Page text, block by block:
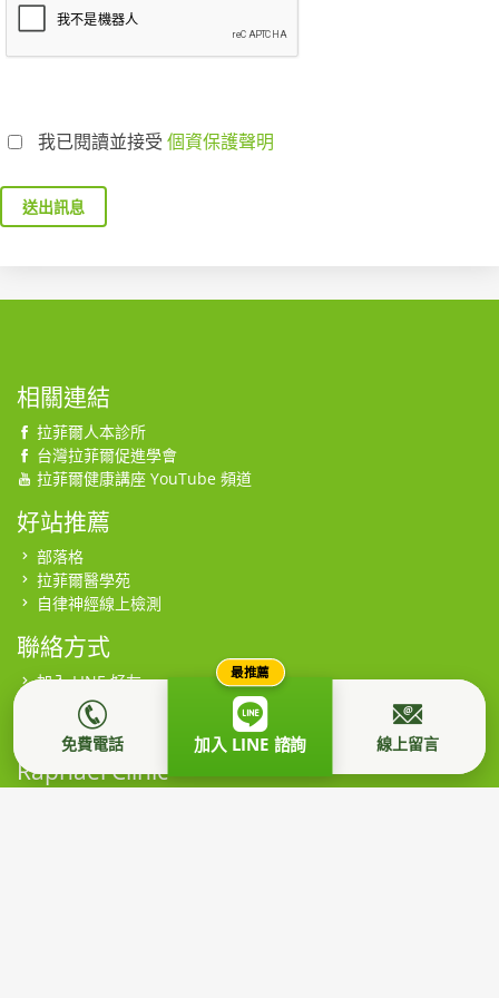
我已閱讀並接受 個資保護聲明
送出訊息
相關連結
拉菲爾人本診所
台灣拉菲爾促進學會
拉菲爾健康講座 YouTube 頻道
好站推薦
部落格
拉菲爾醫學苑
自律神經線上檢測
聯絡方式
加入 LINE 好友
連絡電話
留言給我們
Raphael Clinic
免費電話
最推薦
加入 LINE 諮詢 線上留言